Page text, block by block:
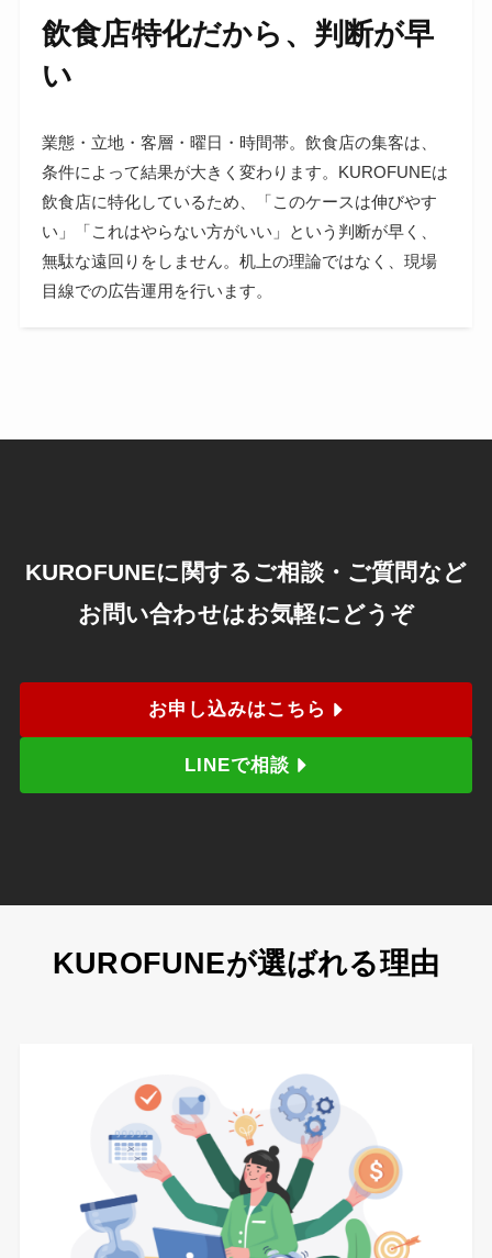
飲食店特化だから、判断が早
い
業態・立地・客層・曜日・時間帯。飲食店の集客は、
条件によって結果が大きく変わります。KUROFUNEは
飲食店に特化しているため、「このケースは伸びやす
い」「これはやらない方がいい」という判断が早く、
無駄な遠回りをしません。机上の理論ではなく、現場
目線での広告運用を行います。
KUROFUNEに関するご相談・ご質問など
お問い合わせはお気軽にどうぞ
お申し込みはこちら
LINEで相談
KUROFUNEが選ばれる理由